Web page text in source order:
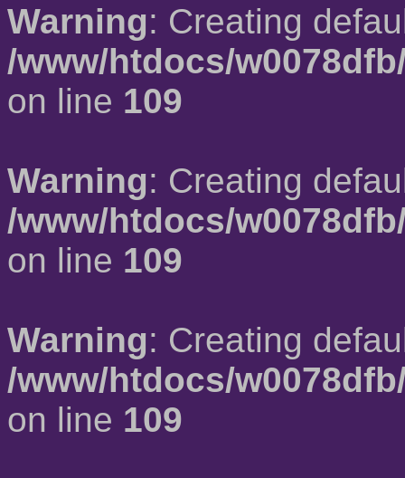
Warning: Creating
/www/htdocs/
on line 109
Warning: Creating
/www/htdocs/
on line 109
Warning: Creating
/www/htdocs/
on line 109